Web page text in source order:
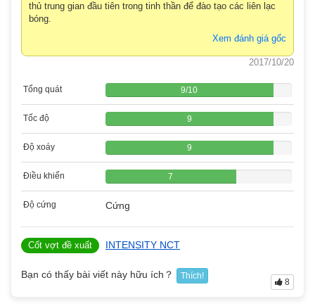
thủ trung gian đầu tiên trong tinh thần để đào tạo các liên lạc
bóng.
Xem đánh giá gốc
2017/10/20
Tổng quát 9/10
Tốc độ 9
Độ xoáy 9
Điều khiển 7
Độ cứng Cứng
Cốt vợt đề xuất INTENSITY NCT
Bạn có thấy bài viết này hữu ích？ Thích!
8